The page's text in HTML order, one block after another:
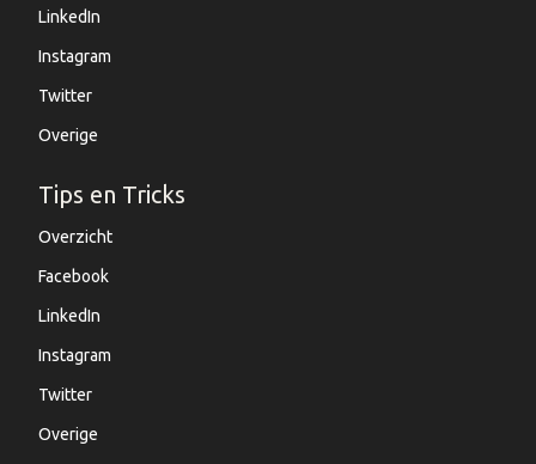
LinkedIn
Instagram
Twitter
Overige
Tips en Tricks
Overzicht
Facebook
LinkedIn
Instagram
Twitter
Overige